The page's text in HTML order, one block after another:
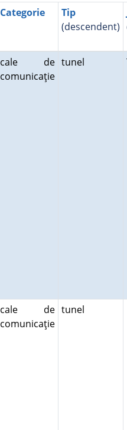
Categorie
Tip
(descendent)
cale de
comunicaţie
tunel
cale de
comunicaţie
tunel